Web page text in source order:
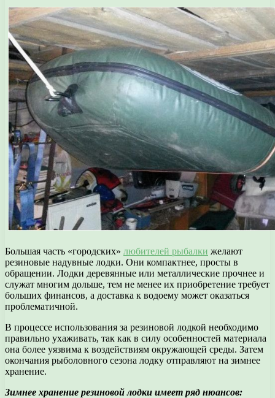
Большая часть «городских» любителей рыбалки желают
резиновые надувные лодки. Они компактнее, просты в
обращении. Лодки деревянные или металлические прочнее и
служат многим дольше, тем не менее их приобретение требует
больших финансов, а доставка к водоему может оказаться
проблематичной.
В процессе использования за резиновой лодкой необходимо
правильно ухаживать, так как в силу особенностей материала
она более уязвима к воздействиям окружающей среды. Затем
окончания рыболовного сезона лодку отправляют на зимнее
хранение.
Зимнее хранение резиновой лодки имеет ряд нюансов: